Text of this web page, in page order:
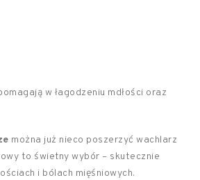
w łagodzeniu mdłości oraz
można już nieco poszerzyć wachlarz
to świetny wybór – skutecznie
i bólach mięśniowych.